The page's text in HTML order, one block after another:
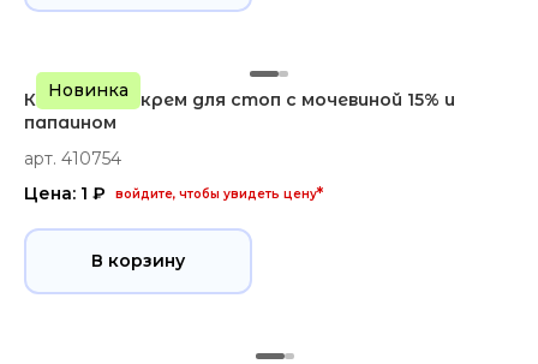
Новинка
Комфодерм крем для стоп с мочевиной 15% и
папаином
арт. 410754
Цена: 1 ₽
войдите, чтобы увидеть цену*
В корзину